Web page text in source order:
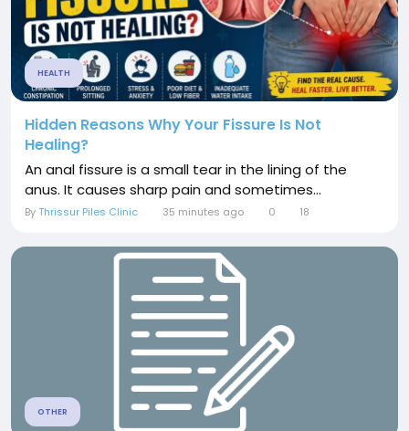
HEALTH
Hidden Reasons Why Your Fissure Is Not
Healing?
An anal fissure is a small tear in the lining of the
anus. It causes sharp pain and sometimes...
ByThrissur Piles Clinic 35 minutes ago 0 18
OTHER